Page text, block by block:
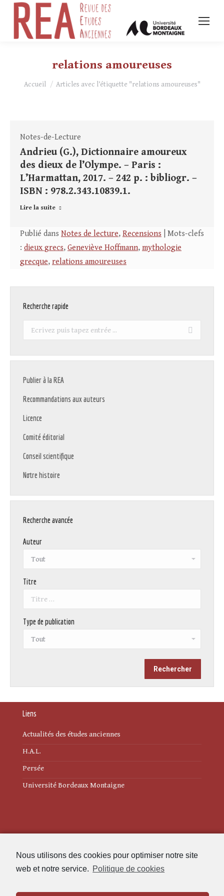
Nous utilisons des cookies pour optimiser notre site
web et notre service. Politique de cookies
relations amoureuses
Vous êtes ici :
Accueil Articles avec l’étiquette "relations amoureuses"
Notes-de-Lecture
Andrieu (G.), Dictionnaire amoureux
des dieux de l’Olympe. – Paris :
L’Harmattan, 2017. – 242 p. : bibliogr. –
ISBN : 978.2.343.10839.1.
Lire la suite
Publié dans Notes de lecture, Recensions | Mots-clefs
: dieux grecs, Geneviève Hoffmann, mythologie
grecque, relations amoureuses
Recherche rapide
Recherche
Publier à la REA
Recommandations aux auteurs
Licence
Comité éditorial
Conseil scientifique
Notre histoire
Recherche avancée
Auteur
Titre
Type de publication
Liens
Actualités des études anciennes
H.A.L.
Persée
Université Bordeaux Montaigne
Politique de cookies (UE)